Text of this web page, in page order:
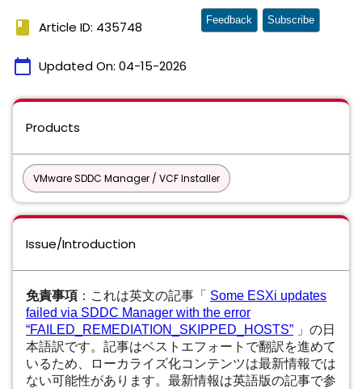
book Article ID: 435748
calendar_today Updated On: 04-15-2026
Feedback Subscribe
Products
VMware SDDC Manager / VCF Installer
Issue/Introduction
免責事項 ：これは英文の記事「 Some ESXi updates
failed via SDDC Manager with the error
“FAILED_REMEDIATION_SKIPPED_HOSTS” 」の日
本語訳です。記事はベストエフォートで翻訳を進めて
いるため、ローカライズ化コンテンツは最新情報では
ない可能性があります。最新情報は英語版の記事で参